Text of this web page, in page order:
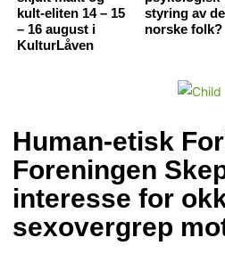
kult-eliten 14 – 15
– 16 august i
KulturLåven
styring av
norske folk?
Human-etisk
Foreningen
interesse for
sexovergrep